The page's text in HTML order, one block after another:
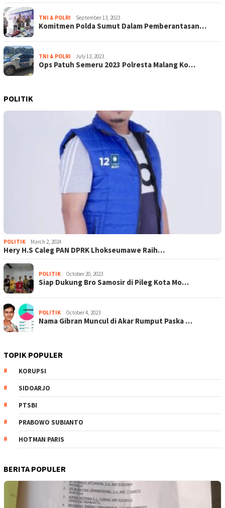
TNI & POLRI September 13, 2023
Komitmen Polda Sumut Dalam Pemberantasan…
TNI & POLRI July 13, 2023
Ops Patuh Semeru 2023 Polresta Malang Ko…
POLITIK
POLITIK March 2, 2024
Hery H.S Caleg PAN DPRK Lhokseumawe Raih…
POLITIK October 20, 2023
Siap Dukung Bro Samosir di Pileg Kota Mo…
POLITIK October 4, 2023
Nama Gibran Muncul di Akar Rumput Paska …
TOPIK POPULER
KORUPSI
SIDOARJO
PTSBI
PRABOWO SUBIANTO
HOTMAN PARIS
BERITA POPULER